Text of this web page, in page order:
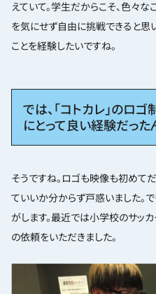
えていて。学生だからこそ、色々
を気にせず自由に挑戦できると思
ことを経験したいですね。
では、「コトカレ」のロ
にとって良い経験だった
そうですね。ロゴも映像も初めて
ていいか分からず戸惑いました。
がします。最近では小学校のサッ
の依頼をいただきました。